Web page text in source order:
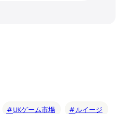
UKゲーム市場 ルイージ